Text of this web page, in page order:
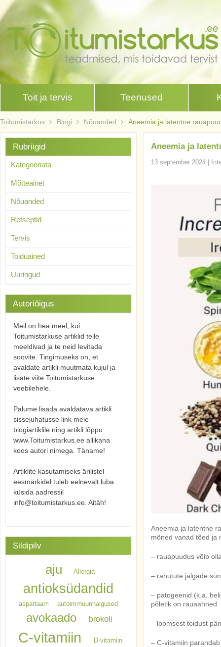
Toit ja tervis Teenused
Toitumistarkus Blogi Nõuanded Aneemia ja latentne
Aneemia ja
13 september 2024
Aneemia ja latentne
mõned vanad tõed ja
– rauapuudus võib
– rahutute jalgade
– patogeenid (k.a.
põletik on rauaahned
– loomsest toidust
– C-vitamiin
Rubriigid
Kategooriata
Mõtteainet
Nõuanded
Retseptid
Tervis
Toiduained
Uuringud
Autoriõigus
Meil on hea meel, kui
Toitumistarkuse artiklid teile
meeldivad ja te neid levitada
soovite. Tingimuseks on, et
avaldate artikli muutmata kujul ja
lisate viite Toitumistarkuse
veebilehele.
Palume lisada avaldatava artikli
sissejuhatusse link meie
blogiartiklile ning artikli lõppu
www.Toitumistarkus.ee allikana
koos autori nimega. Täname!
Artiklite kasutamiseks ärilistel
eesmärkidel tuleb eelnevalt luba
küsida aadressil
info@toitumistarkus.ee. Aitäh!
Sildipilv
aju Allergia
antioksüdandid
aspartaam autoimmuunhaigused
avokaado brokoli
C-vitamiin D-vitamiin